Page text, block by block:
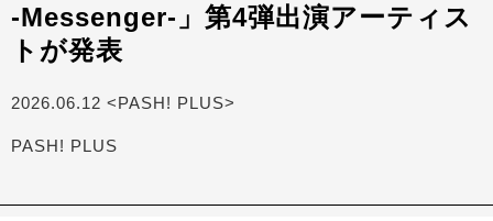
-Messenger-」第4弾出演アーティス
トが発表
2026.06.12 <PASH! PLUS>
PASH! PLUS